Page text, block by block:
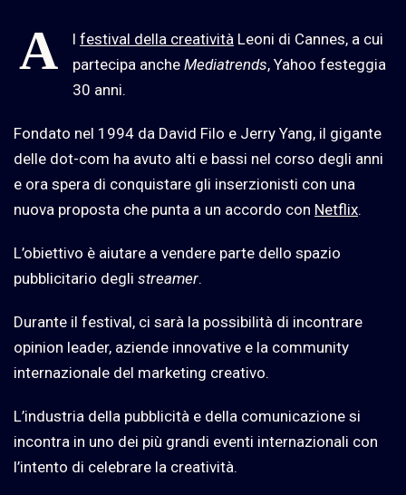
A l festival della creatività Leoni di Cannes, a cui
partecipa anche Mediatrends, Yahoo festeggia
30 anni.
Fondato nel 1994 da David Filo e Jerry Yang, il gigante
delle dot-com ha avuto alti e bassi nel corso degli anni
e ora spera di conquistare gli inserzionisti con una
nuova proposta che punta a un accordo con Netflix.
L’obiettivo è aiutare a vendere parte dello spazio
pubblicitario degli streamer.
Durante il festival, ci sarà la possibilità di incontrare
opinion leader, aziende innovative e la community
internazionale del marketing creativo.
L’industria della pubblicità e della comunicazione si
incontra in uno dei più grandi eventi internazionali con
l’intento di celebrare la creatività.